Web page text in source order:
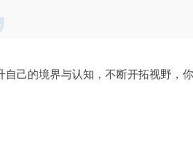
己的境界与认知，不断开拓视野，